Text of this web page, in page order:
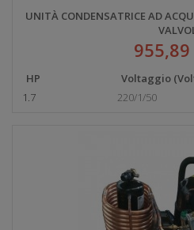
UNITÀ CONDENSATRICE AD
HP Voltaggio
1.7
220/1/50